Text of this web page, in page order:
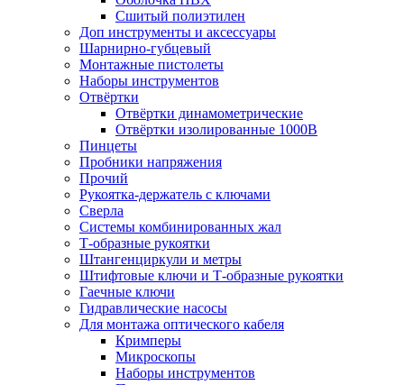
Сшитый полиэтилен
Доп инструменты и аксессуары
Шарнирно-губцевый
Монтажные пистолеты
Наборы инструментов
Отвёртки
Отвёртки динамометрические
Отвёртки изолированные 1000В
Пинцеты
Пробники напряжения
Прочий
Рукоятка-держатель с ключами
Сверла
Системы комбинированных жал
Т-образные рукоятки
Штангенциркули и метры
Штифтовые ключи и Т-образные рукоятки
Гаечные ключи
Гидравлические насосы
Для монтажа оптического кабеля
Кримперы
Микроскопы
Наборы инструментов